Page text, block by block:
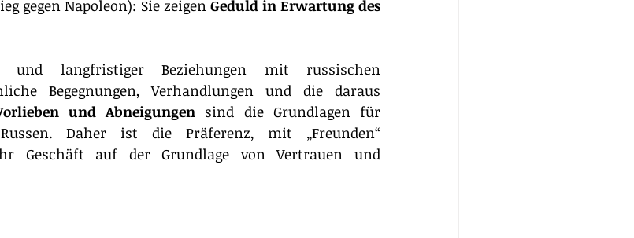
gegen Napoleon): Sie zeigen Geduld in Erwartung des
und langfristiger Beziehungen mit russischen
Begegnungen, Verhandlungen und die daraus
und Abneigungen sind die Grundlagen für
Daher ist die Präferenz, mit „Freunden“
Geschäft auf der Grundlage von Vertrauen und